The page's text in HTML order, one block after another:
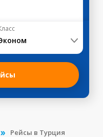
Рейсы в Турция